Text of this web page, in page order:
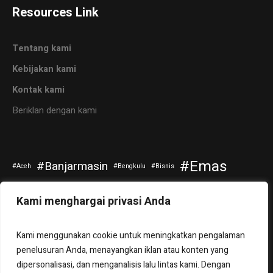
Kami menghargai privasi Anda
Kami menggunakan cookie untuk meningkatkan pengalaman
penelusuran Anda, menayangkan iklan atau konten yang
dipersonalisasi, dan menganalisis lalu lintas kami. Dengan
Resources Link
Tentang kami
Kebijakan kami
Kontak kami
Beriklan dengan kami
Aceh Banjarmasin Bengkulu Bisnis Emas
Kripto
Politik
Sepakbola Tanah Bumbu Teknologi Travel Tuban